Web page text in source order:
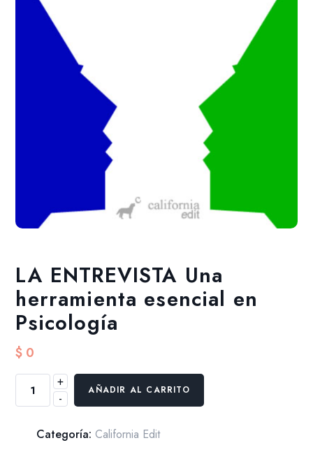
LA ENTREVISTA Una
herramienta esencial en
Psicología
$ 0
-
ENTREVISTA
herramienta
+
AÑADIR AL CARRITO
Categoría: California Edit